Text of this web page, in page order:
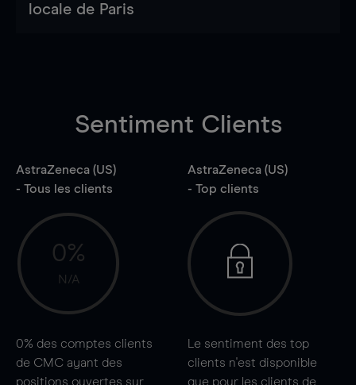
locale de Paris
Sentiment Clients
AstraZeneca (US)
- Tous les clients
0%
N/A
0% des comptes clients
de CMC ayant des
positions ouvertes sur
AstraZeneca (US)
- Top clients
Le sentiment des top
clients n'est disponible
que pour les clients de